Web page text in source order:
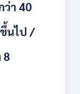
ว่า 40
นไป /
8